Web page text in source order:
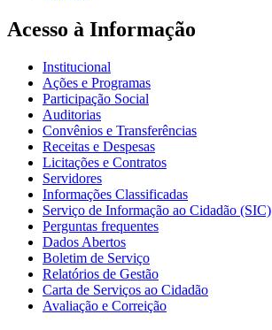
Acesso à Informação
Institucional
Ações e Programas
Participação Social
Auditorias
Convênios e Transferências
Receitas e Despesas
Licitações e Contratos
Servidores
Informações Classificadas
Serviço de Informação ao Cidadão (SIC)
Perguntas frequentes
Dados Abertos
Boletim de Serviço
Relatórios de Gestão
Carta de Serviços ao Cidadão
Avaliação e Correição